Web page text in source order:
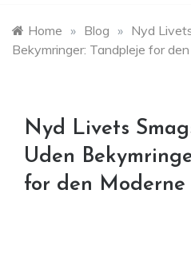
Home » Blog » Nyd
Bekymringer: Tandpleje for
Nyd Livets
Uden
for den Moderne